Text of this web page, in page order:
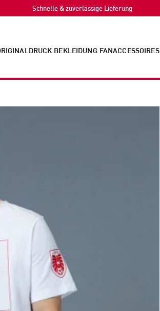
Schnelle & zuverlässige Lieferung
BEKLEIDUNG FANACCESSOIRES